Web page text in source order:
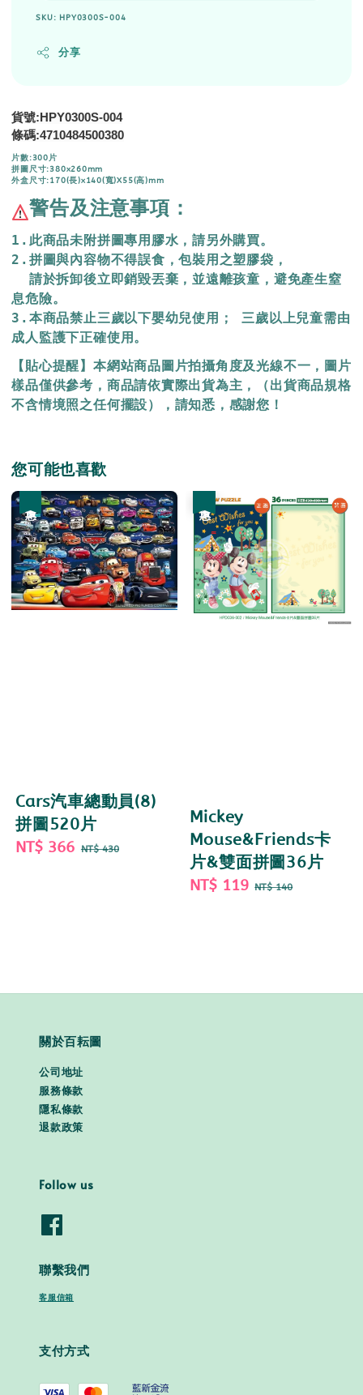
SKU: HPY0300S-004
分享
貨號:HPY0300S-004
條碼:4710484500380
片數:300片
拼圖尺寸:380x260mm
外盒尺寸:170(長)x140(寬)X55(高)mm
警告及注意事項：
1.此商品未附拼圖專用膠水，請另外購買。
2.拼圖與內容物不得誤食，包裝用之塑膠袋，
  請於拆卸後立即銷毀丟棄，
並遠離孩童，避免產生窒
息危險。
3.本商品禁止三歲以下嬰幼兒使用； 三歲以上兒童需由
成人監護下正確使用。
【貼心提醒】本網站商品圖片拍攝角度及光線不一，圖片
樣品僅供參考，商品請依實際出貨為主，（出貨商品規格
不含情境照之任何擺設），請知悉，感謝您！
您可能也喜歡
Cars汽車總動員(8)
拼圖520片
Sale
NT$ 366 Regular
NT$ 430
Mickey
Mouse&Friends卡
片&雙面拼圖36片
Sale
NT$ 119 Regular
NT$ 140
關於百耘圖
公司地址
服務條款
隱私條款
退款政策
Follow us
聯繫我們
客服信箱
支付方式